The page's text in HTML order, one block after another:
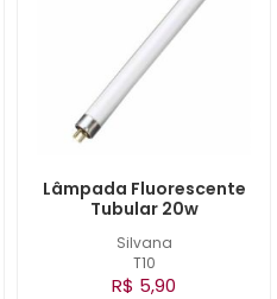
Silvana
T10
Lâmpada Fluorescente
Tubular 20w
R$ 5,90